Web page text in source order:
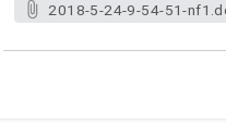
2018-5-24-9-54-51-